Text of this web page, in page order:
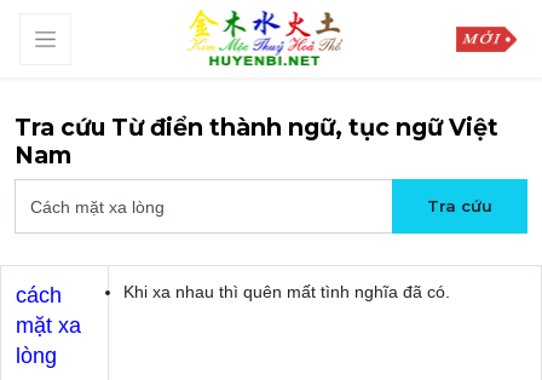
Tra cứu Từ điển thành ngữ, tục ngữ Việt
Nam
cách
mặt xa
lòng
Khi xa nhau thì quên mất tình nghĩa đã có.